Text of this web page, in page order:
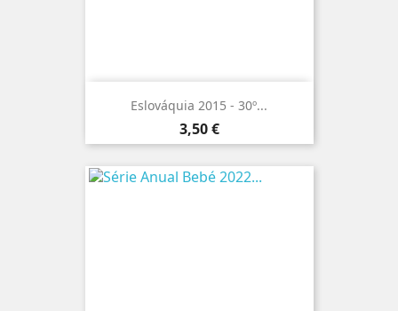
Eslováquia 2015 - 30º...
Preço
3,50 €